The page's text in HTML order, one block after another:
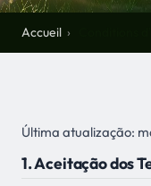
Accueil
Última atualização:
1. Aceitação dos